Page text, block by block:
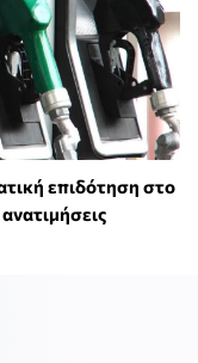
επιδότηση στο